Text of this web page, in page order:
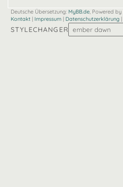
Deutsche Übersetzung: MyBB.de, Powered by
Kontakt | Impressum | Datenschutzerklärung |
STYLECHANGER